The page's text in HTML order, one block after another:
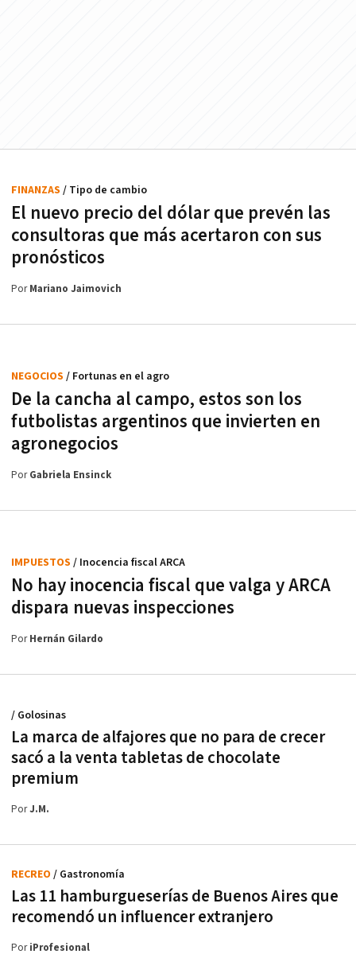
El nuevo precio del dólar que prevén las
consultoras que más acertaron con sus
pronósticos
FINANZAS / Tipo de cambio
PorMariano Jaimovich
De la cancha al campo, estos son los
futbolistas argentinos que invierten en
agronegocios
NEGOCIOS / Fortunas en el agro
PorGabriela Ensinck
No hay inocencia fiscal que valga y ARCA
dispara nuevas inspecciones
IMPUESTOS / Inocencia fiscal ARCA
PorHernán Gilardo
La marca de alfajores que no para de crecer
sacó a la venta tabletas de chocolate
premium
/ Golosinas
PorJ.M.
Las 11 hamburgueserías de Buenos Aires que
recomendó un influencer extranjero
RECREO / Gastronomía
PoriProfesional